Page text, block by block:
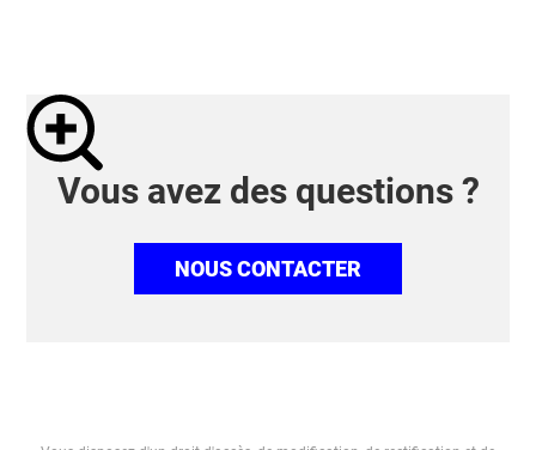
Vous avez des questions ?
NOUS CONTACTER